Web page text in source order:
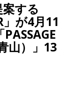
する
」が4月11
山）」13